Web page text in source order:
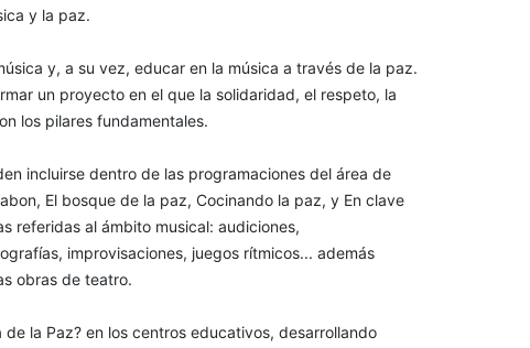
y la paz.
y, a su vez, educar en la música a través de la paz.
un proyecto en el que la solidaridad, el respeto, la
los pilares fundamentales.
incluirse dentro de las programaciones del área de
El bosque de la paz, Cocinando la paz, y En clave
referidas al ámbito musical: audiciones,
improvisaciones, juegos rítmicos... además
obras de teatro.
la Paz? en los centros educativos, desarrollando